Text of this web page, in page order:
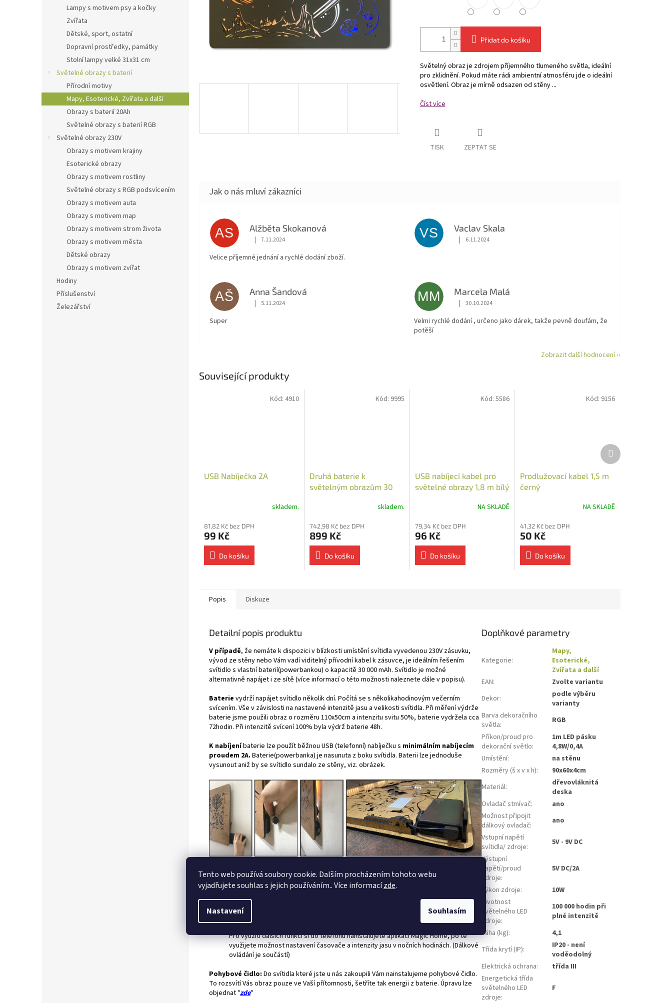
Tento web používá soubory cookie. Dalším procházením tohoto webu
vyjadřujete souhlas s jejich používáním.. Více informacízde.
Nastavení Souhlasím
Lampy s motivem psy a kočky
Zvířata
Dětské, sport, ostatní
Dopravní prostředky, památky
Stolní lampy velké 31x31 cm
Světelné obrazy s baterií
Přírodní motivy
Mapy, Esoterické, Zvířata a další
Obrazy s baterií 20Ah
Světelné obrazy s baterií RGB
Světelné obrazy 230V
Obrazy s motivem krajiny
Esoterické obrazy
Obrazy s motivem rostliny
Světelné obrazy s RGB podsvícením
Obrazy s motivem auta
Obrazy s motivem map
Obrazy s motivem strom života
Obrazy s motivem města
Dětské obrazy
Obrazy s motivem zvířat
Hodiny
Příslušenství
Železářství
Přidat do košíku
Světelný obraz je zdrojem příjemného tlumeného světla, ideální
pro zklidnění. Pokud máte rádi ambientní atmosféru jde o ideální
osvětlení. Obraz je mírně odsazen od stěny ...
Číst více
TISK ZEPTAT SE
Jak o nás mluví zákazníci
AS Alžběta Skokanová
Hodnocení obchodu je 5 z 5 hvězdiček.
| 7.11.2024
Velice příjemné jednání a rychlé dodání zboží.
VS Vaclav Skala
Hodnocení obchodu je 5 z 5 hvězdiček.
| 6.11.2024
AŠ Anna Šandová
Hodnocení obchodu je 5 z 5 hvězdiček.
| 5.11.2024
Super
MM Marcela Malá
Hodnocení obchodu je 5 z 5 hvězdiček.
| 30.10.2024
Velmi rychlé dodání , určeno jako dárek, takže pevně doufám, že
potěší
Zobrazit další hodnocení ››
Související produkty
USB Nabíječka 2A
skladem.
81,82 Kč bez DPH
99 Kč
Do košíku
Kód: 4910
Druhá baterie k
světelným obrazům 30
skladem.
742,98 Kč bez DPH
899 Kč
Do košíku
Kód: 9995
USB nabíjecí kabel pro
světelné obrazy 1,8 m bílý
NA SKLADĚ
79,34 Kč bez DPH
96 Kč
Do košíku
Kód:5586
Prodlužovací kabel 1,5 m
černý
NA SKLADĚ
41,32 Kč bez DPH
50 Kč
Do košíku
Kód: 9156
Další
produkt
Popis Diskuze
Detailní popis produktu
V případě, že nemáte k dispozici v blízkosti umístění svítidla vyvedenou 230V zásuvku,
vývod ze stěny nebo Vám vadí viditelný přívodní kabel k zásuvce, je ideálním řešením
svítidlo s vlastní baterií(powerbankou) o kapacitě 30 000 mAh. Svítidlo je možné
alternativně napájet i ze sítě (více informací o této možnosti naleznete dále v popisu).
Baterie vydrží napájet svítidlo několik dní. Počítá se s několikahodinovým večerním
svícením. Vše v závislosti na nastavené intenzitě jasu a velikosti svítidla. Při měření výdrže
baterie jsme použili obraz o rozměru 110x50cm a intenzitu svitu 50%, baterie vydržela cca
72hodin. Při intenzitě svícení 100% byla výdrž baterie 48h.
K nabíjeníbaterie lze použít běžnou USB (telefonní) nabíječku s minimálním nabíjecím
proudem 2A. Baterie(powerbanka) je nasunuta z boku svítidla. Baterii lze jednoduše
vysunout aniž by se svítidlo sundalo ze stěny, viz. obrázek.
Svítidlo nabízíme ve dvou variantách:
první možnost: S
je možné ovládat/stmívat pouze dálkovým ovladačem.
Dálkový ovladač je součástí. U RGB svítidla není možné ovládání na obraze.
Pro využití dalších funkcí si do telefonu nainstalujete aplikaci Magic Home, po té
využijete možnost nastavení časovače a intenzity jasu v nočních hodinách. (Dálkové
ovládání je součástí)
Pohybové čidlo: Do svítidla které jste u nás zakoupili Vám nainstalujeme pohybové čidlo.
To rozsvítí Vás obraz pouze ve Vaší přítomnosti, šetříte tak energii z baterie. Úpravu lze
objednat "zde"
Doplňkové parametry
Kategorie:
Mapy,
Esoterické,
Zvířata a další
EAN:
Zvolte variantu
Dekor:
podle výběru
varianty
Barva dekoračního
světla:
RGB
Příkon/proud pro
dekorační světlo:
1m LED pásku
4,8W/0,4A
Umístění:
na stěnu
Rozměry (š x v x h):
90x60x4cm
Materiál:
dřevovláknitá
deska
Ovladač stmívač:
ano
Možnost připojit
dálkový ovladač:
ano
Vstupní napětí
svítidla/ zdroje:
5V - 9V DC
Výstupní
napětí/proud
zdroje:
5V DC/2A
Výkon zdroje:
10W
Životnost
světelného LED
zdroje:
100 000 hodin při
plné intenzitě
Váha (kg):
4,1
Třída krytí (IP):
IP20 - není
voděodolný
Elektrická ochrana:
třída III
Energetická třída
světelného LED
zdroje:
F